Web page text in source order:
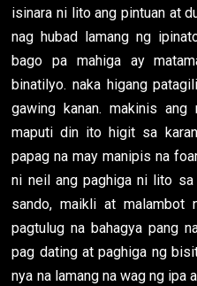
isinara ni lito ang pintuan at
nag hubad lamang ng
bago pa mahiga ay
binatilyo. naka higang
gawing kanan. makinis
maputi din ito higit sa
papag na may manipis na
ni neil ang paghiga ni lito
sando, maikli at
pagtulug na bahagya pang
pag dating at paghiga ng
nya na lamang na wag ng ipa